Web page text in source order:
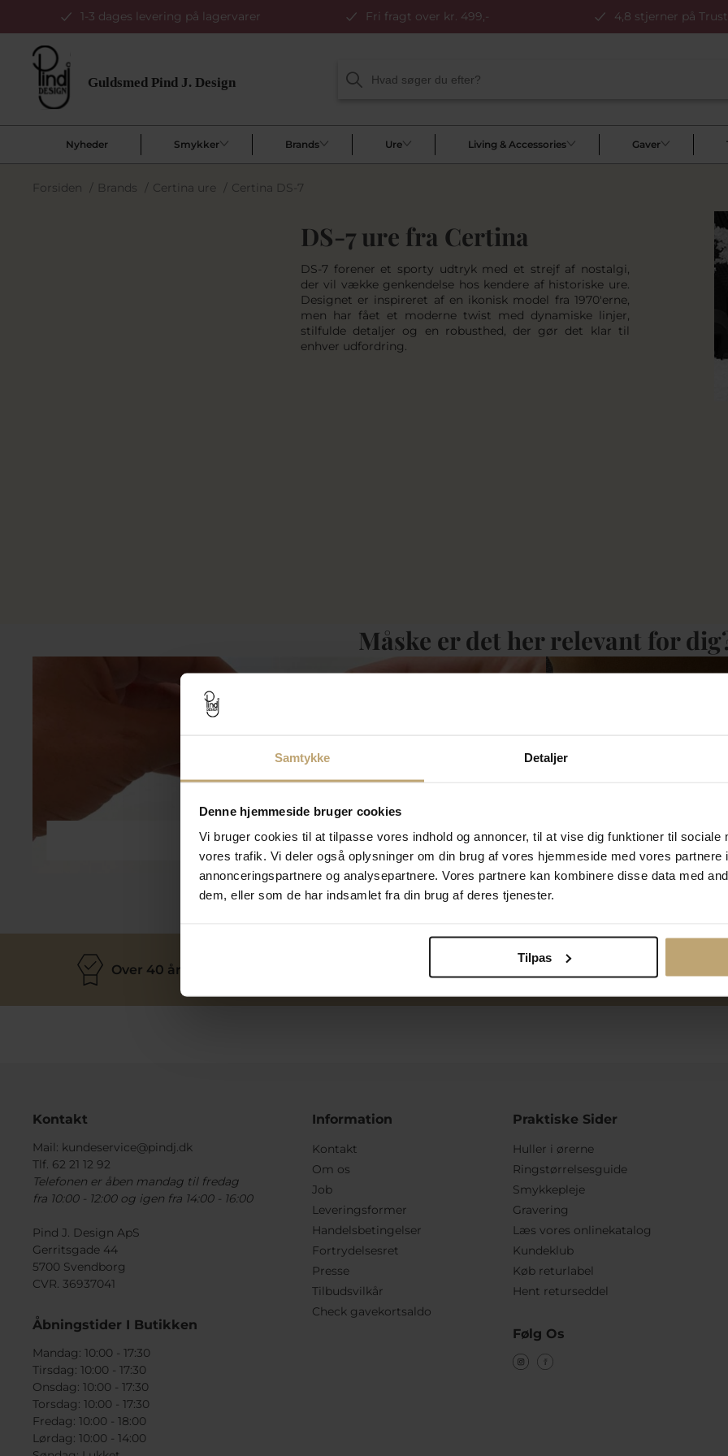
Samtykke Detaljer
Denne hjemmeside bruger cookies
Vi bruger cookies til at tilpasse vores indhold og annoncer, til at vise dig funktioner til sociale
vores trafik. Vi deler også oplysninger om din brug af vores hjemmeside med vores partnere
annonceringspartnere og analysepartnere. Vores partnere kan kombinere disse data med
dem, eller som de har indsamlet fra din brug af deres tjenester.
Tilpas
1-3 dages levering på lagervarer Fri fragt over kr. 499,- 4,8 stjerner på
Nyheder Smykker Brands Ure Living & Accessories Gaver
Forsiden / Brands / Certina ure / Certina DS-7
DS-7 ure fra Certina
DS-7 forener et sporty udtryk med et strejf af nostalgi,
der vil vække genkendelse hos kendere af historiske ure.
Designet er inspireret af en ikonisk model fra 1970'erne,
men har fået et moderne twist med dynamiske linjer,
stilfulde detaljer og en robusthed, der gør det klar til
enhver udfordring.
Måske er det her relevant for
Smykkepleje
Over 40 års erfaring
Kontakt
Mail: kundeservice@pindj.dk
Tlf. 62 21 12 92
Telefonen er åben mandag til fredag
fra 10:00 - 12:00 og igen fra 14:00 - 16:00
Pind J. Design ApS
Gerritsgade 44
5700 Svendborg
CVR. 36937041
Åbningstider I Butikken
Mandag: 10:00 - 17:30
Tirsdag: 10:00 - 17:30
Onsdag: 10:00 - 17:30
Torsdag: 10:00 - 17:30
Fredag: 10:00 - 18:00
Lørdag: 10:00 - 14:00
Information
Kontakt
Om os
Job
Leveringsformer
Handelsbetingelser
Fortrydelsesret
Presse
Tilbudsvilkår
Check gavekortsaldo
Praktiske Sider
Huller i ørerne
Ringstørrelsesguide
Smykkepleje
Gravering
Læs vores onlinekatalog
Kundeklub
Køb returlabel
Hent returseddel
Følg Os